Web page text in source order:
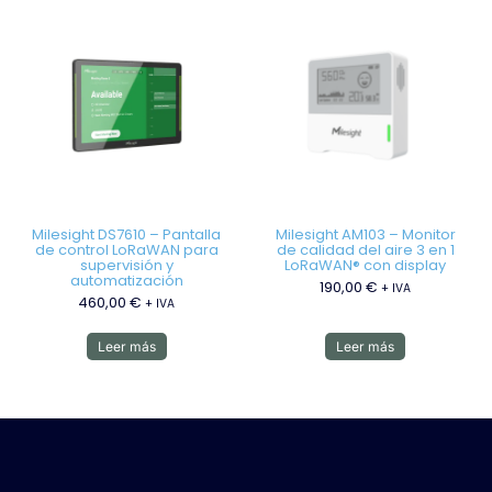
Milesight DS7610 – Pantalla
de control LoRaWAN para
supervisión y
automatización
460,00€ + IVA
Leer más
Milesight AM103 – Monitor
de calidad del aire 3 en 1
LoRaWAN® con display
190,00€ + IVA
Leer más